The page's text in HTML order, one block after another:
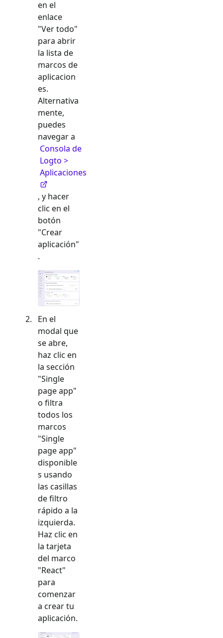
en el
enlace
"Ver todo"
para abrir
la lista de
marcos de
aplicacion
es.
Alternativa
mente,
puedes
navegar a
Consola de
Logto >
Aplicaciones
, y hacer
clic en el
botón
"Crear
aplicación"
.
En el
modal que
se abre,
haz clic en
la sección
"Single
page app"
o filtra
todos los
marcos
"Single
page app"
disponible
s usando
las casillas
de filtro
rápido a la
izquierda.
Haz clic en
la tarjeta
del marco
"React"
para
comenzar
a crear tu
aplicación.